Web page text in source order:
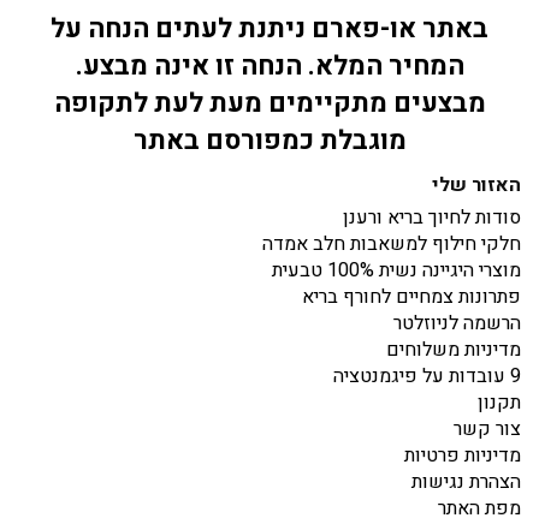
באתר או-פארם ניתנת לעתים הנחה על
המחיר המלא. הנחה זו אינה מבצע.
מבצעים מתקיימים מעת לעת לתקופה
מוגבלת כמפורסם באתר
האזור שלי
סודות לחיוך בריא ורענן
חלקי חילוף למשאבות חלב אמדה
מוצרי היגיינה נשית 100% טבעית
פתרונות צמחיים לחורף בריא
הרשמה לניוזלטר
מדיניות משלוחים
9 עובדות על פיגמנטציה
תקנון
צור קשר
מדיניות פרטיות
הצהרת נגישות
מפת האתר